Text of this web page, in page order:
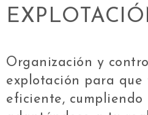
Organización y
explotación para que
eficiente,